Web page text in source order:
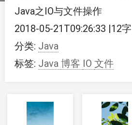
Java之IO与文件操作
2018-05-21T09:26:33 |12字
分类: Java
标签: Java 博客 IO 文件